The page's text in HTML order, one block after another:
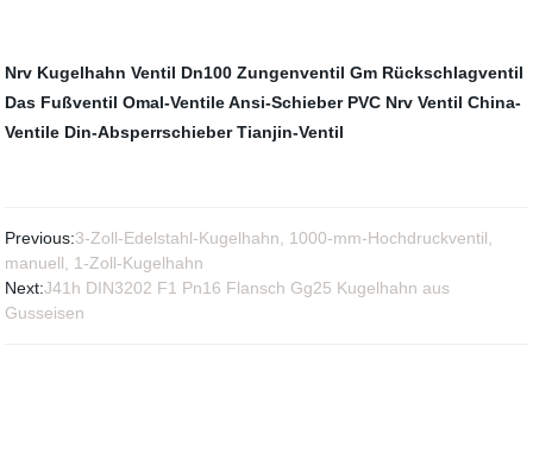
Nrv Kugelhahn Ventil Dn100 Zungenventil Gm Rückschlagventil
Das Fußventil Omal-Ventile Ansi-Schieber PVC Nrv Ventil China-
Ventile Din-Absperrschieber Tianjin-Ventil
Previous:3-Zoll-Edelstahl-Kugelhahn, 1000-mm-Hochdruckventil,
manuell, 1-Zoll-Kugelhahn
Next:J41h DIN3202 F1 Pn16 Flansch Gg25 Kugelhahn aus
Gusseisen